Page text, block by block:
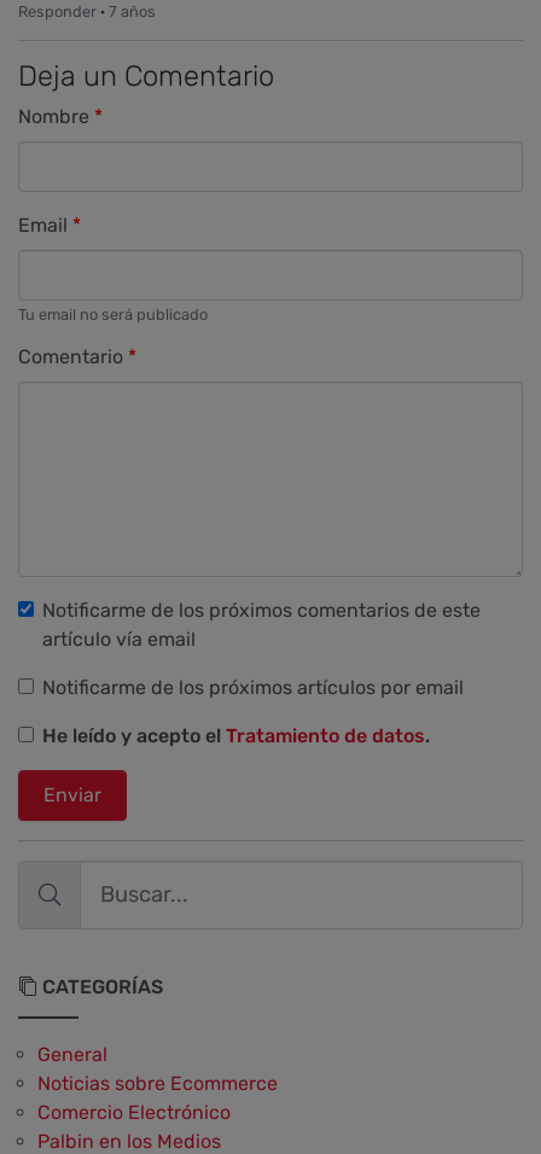
Responder · 7 años
Deja un Comentario
Nombre
Email
Tu email no será publicado
Comentario
Notificarme de los próximos comentarios de este
artículo vía email
Notificarme de los próximos artículos por email
He leído y acepto el Tratamiento de datos.
Enviar
CATEGORÍAS
General
Noticias sobre Ecommerce
Comercio Electrónico
Palbin en los Medios